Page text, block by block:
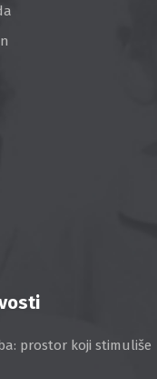
prostor koji stimuliše